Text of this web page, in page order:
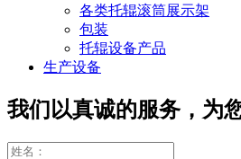
各类托辊滚筒展示架
包装
托辊设备产品
生产设备
我们以真诚的服务，为